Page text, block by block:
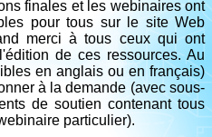
finales et les webinaires ont
pour tous sur le site Web
merci à tous ceux qui ont
de ces ressources. Au
en anglais ou en français)
à la demande (avec sous-
de soutien contenant tous
particulier).